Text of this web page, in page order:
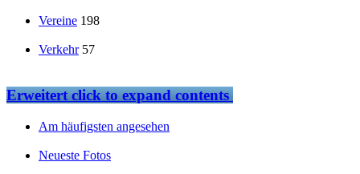
Vereine 198
Verkehr 57
Erweitertclick to expand contents
Am häufigsten angesehen
Neueste Fotos